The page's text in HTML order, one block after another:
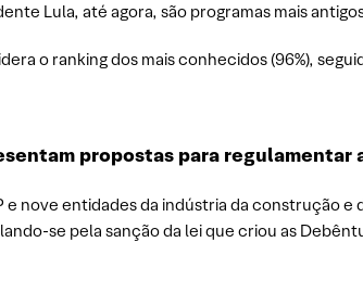
Lula, até agora, são programas mais
o ranking dos mais conhecidos (96%),
propostas para
e nove entidades da indústria da construção
se pela sanção da lei que criou as